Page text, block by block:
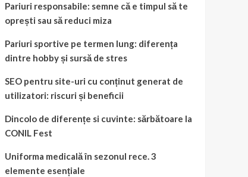
Pariuri responsabile: semne că e timpul să te
oprești sau să reduci miza
Pariuri sportive pe termen lung: diferența
dintre hobby și sursă de stres
SEO pentru site-uri cu conținut generat de
utilizatori: riscuri și beneficii
Dincolo de diferențe si cuvinte: sărbătoare la
CONIL Fest
Uniforma medicală în sezonul rece. 3
elemente esențiale